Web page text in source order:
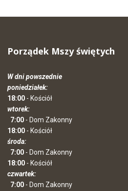
Porządek Mszy świętych
W dni powszednie
poniedziałek:
18:00 - Kościół
wtorek:
7:00 - Dom Zakonny
18:00 - Kościół
środa:
7:00 - Dom Zakonny
18:00 - Kościół
czwartek:
7:00 - Dom Zakonny